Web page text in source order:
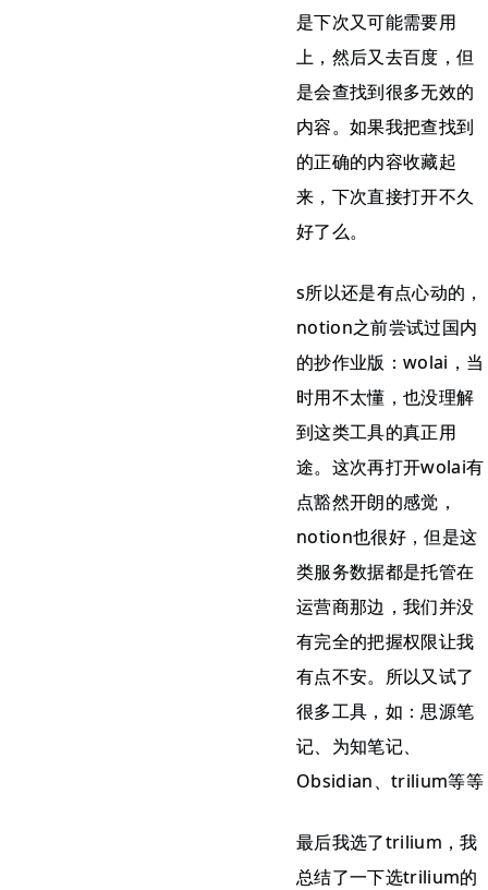
是下次又可能需要用
上，然后又去百度，但
是会查找到很多无效的
内容。如果我把查找到
的正确的内容收藏起
来，下次直接打开不久
好了么。
s所以还是有点心动的，
notion之前尝试过国内
的抄作业版：wolai，当
时用不太懂，也没理解
到这类工具的真正用
途。这次再打开wolai有
点豁然开朗的感觉，
notion也很好，但是这
类服务数据都是托管在
运营商那边，我们并没
有完全的把握权限让我
有点不安。所以又试了
很多工具，如：思源笔
记、为知笔记、
Obsidian、trilium等等
最后我选了trilium，我
总结了一下选trilium的